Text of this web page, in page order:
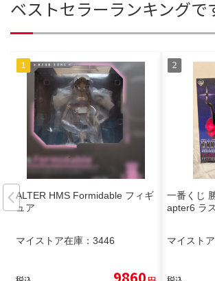
ベストセラーランキングで
ALTER HMS Formidable フィギ
ュア
マイストア在庫： 3446
一番くじ
apter6 ラ
マイストア